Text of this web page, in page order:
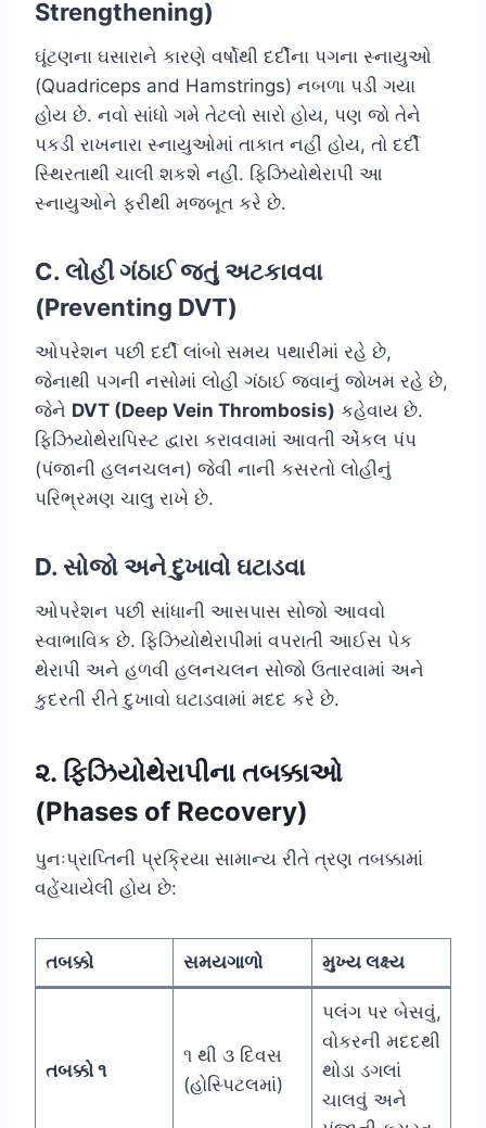
Strengthening)
ઘૂંટણના ઘસારાને કારણે વર્ષોથી દર્દીના પગના સ્નાયુઓ
(Quadriceps and Hamstrings) નબળા પડી ગયા
હોય છે. નવો સાંધો ગમે તેટલો સારો હોય, પણ જો તેને
પકડી રાખનારા સ્નાયુઓમાં તાકાત નહીં હોય, તો દર્દી
સ્થિરતાથી ચાલી શકશે નહીં. ફિઝિયોથેરાપી આ
સ્નાયુઓને ફરીથી મજબૂત કરે છે.
C. લોહી ગંઠાઈ જતું અટકાવવા
(Preventing DVT)
ઓપરેશન પછી દર્દી લાંબો સમય પથારીમાં રહે છે,
જેનાથી પગની નસોમાં લોહી ગંઠાઈ જવાનું જોખમ રહે છે,
જેને DVT (Deep Vein Thrombosis) કહેવાય છે.
ફિઝિયોથેરાપિસ્ટ દ્વારા કરાવવામાં આવતી એંકલ પંપ
(પંજાની હલનચલન) જેવી નાની કસરતો લોહીનું
પરિભ્રમણ ચાલુ રાખે છે.
D. સોજો અને દુખાવો ઘટાડવા
ઓપરેશન પછી સાંધાની આસપાસ સોજો આવવો
સ્વાભાવિક છે. ફિઝિયોથેરાપીમાં વપરાતી આઈસ પેક
થેરાપી અને હળવી હલનચલન સોજો ઉતારવામાં અને
કુદરતી રીતે દુખાવો ઘટાડવામાં મદદ કરે છે.
૨. ફિઝિયોથેરાપીના તબક્કાઓ
(Phases of Recovery)
પુનઃપ્રાપ્તિની પ્રક્રિયા સામાન્ય રીતે ત્રણ તબક્કામાં
વહેંચાયેલી હોય છે:
તબક્કો સમયગાળો મુખ્ય લક્ષ્ય
તબક્કો ૧
૧ થી ૩ દિવસ
(હોસ્પિટલમાં)
પલંગ પર બેસવું,
વોકરની મદદથી
થોડા ડગલાં
ચાલવું અને